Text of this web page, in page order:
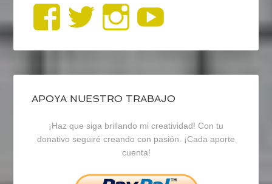
Ver
perfil
de
blogrecursosep
en
Facebook
Ver
perfil
de
recursosep
en
Twitter
Ver
perfil
de
recursosep
en
Instagram
APOYA NUESTRO TRABAJO
¡Haz que siga brillando mi creatividad! Con tu
donativo seguiré creando con pasión. ¡Cada aporte
cuenta!